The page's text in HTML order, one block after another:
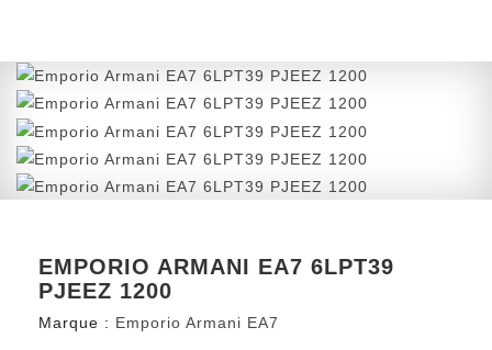
EMPORIO ARMANI EA7 6LPT39
PJEEZ 1200
Marque : Emporio Armani EA7